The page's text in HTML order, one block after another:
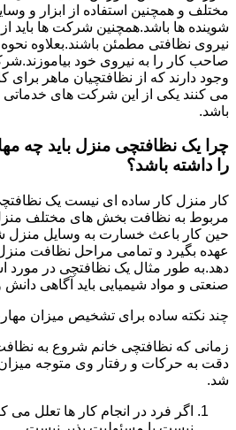
مختلف و همچنین استفاده از ابزار و
شوینده ها باشد.همچنین شرکت ها
نیروی نظافتی مطمئن باشند.بعلاوه
صاحب کار را به نیروی خود
وجود دارند که از نظافتچیان ماهر برای
می کنند یکی از این شرکت های
باشد.
چرا یک نظافتچی منزل باید چه
را داشته باشد؟
کار منزل کار ساده ای نیست یک
مربوط به نظافت بخش های مختلف منزل
حین کار باعث خسارت به وسایل منزل
عهده بگیرد و تمامی مراحل نظافت
دهد.به طور مثال یک نظافتچی در مورد
صنعتی و مواد شیمیایی باید آگاهی
چند نکته ساده برای تشخیص میزان
زمانی که نظافتچی خانم شروع به
دقت به حرکات و رفتار وی متوجه
شد.
اگر فرد در انجام کار ها تعلل می